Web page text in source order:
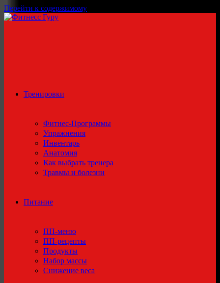
Перейти к содержимому
Тренировки
Фитнес-Программы
Упражнения
Инвентарь
Анатомия
Как выбрать тренера
Травмы и болезни
Питание
ПП-меню
ПП-рецепты
Продукты
Набор массы
Снижение веса